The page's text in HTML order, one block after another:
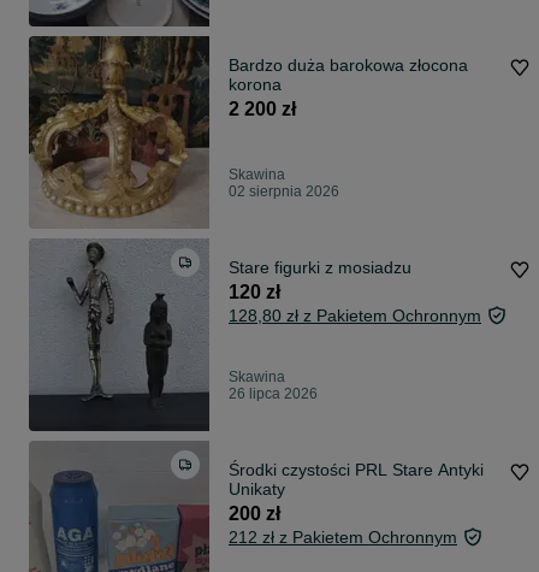
Bardzo duża barokowa złocona
korona
2 200 zł
Skawina
02 sierpnia 2026
Stare figurki z mosiadzu
120 zł
128,80 zł z Pakietem Ochronnym
Skawina
26 lipca 2026
Środki czystości PRL Stare Antyki
Unikaty
200 zł
212 zł z Pakietem Ochronnym